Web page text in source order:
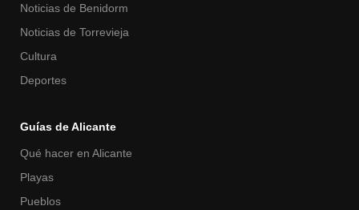
Noticias de Benidorm
Noticias de Torrevieja
Cultura
Deportes
Guías de Alicante
Qué hacer en Alicante
Playas
Pueblos